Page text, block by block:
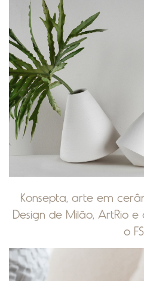
Konsepta, arte em
Design de Milão, ArtRio
o FS